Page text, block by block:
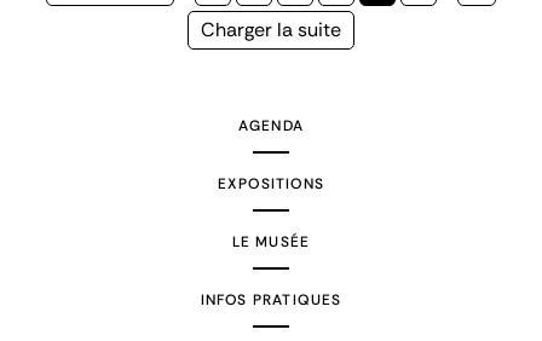
Page
Charger la suite
AGENDA
EXPOSITIONS
LE MUSÉE
INFOS PRATIQUES